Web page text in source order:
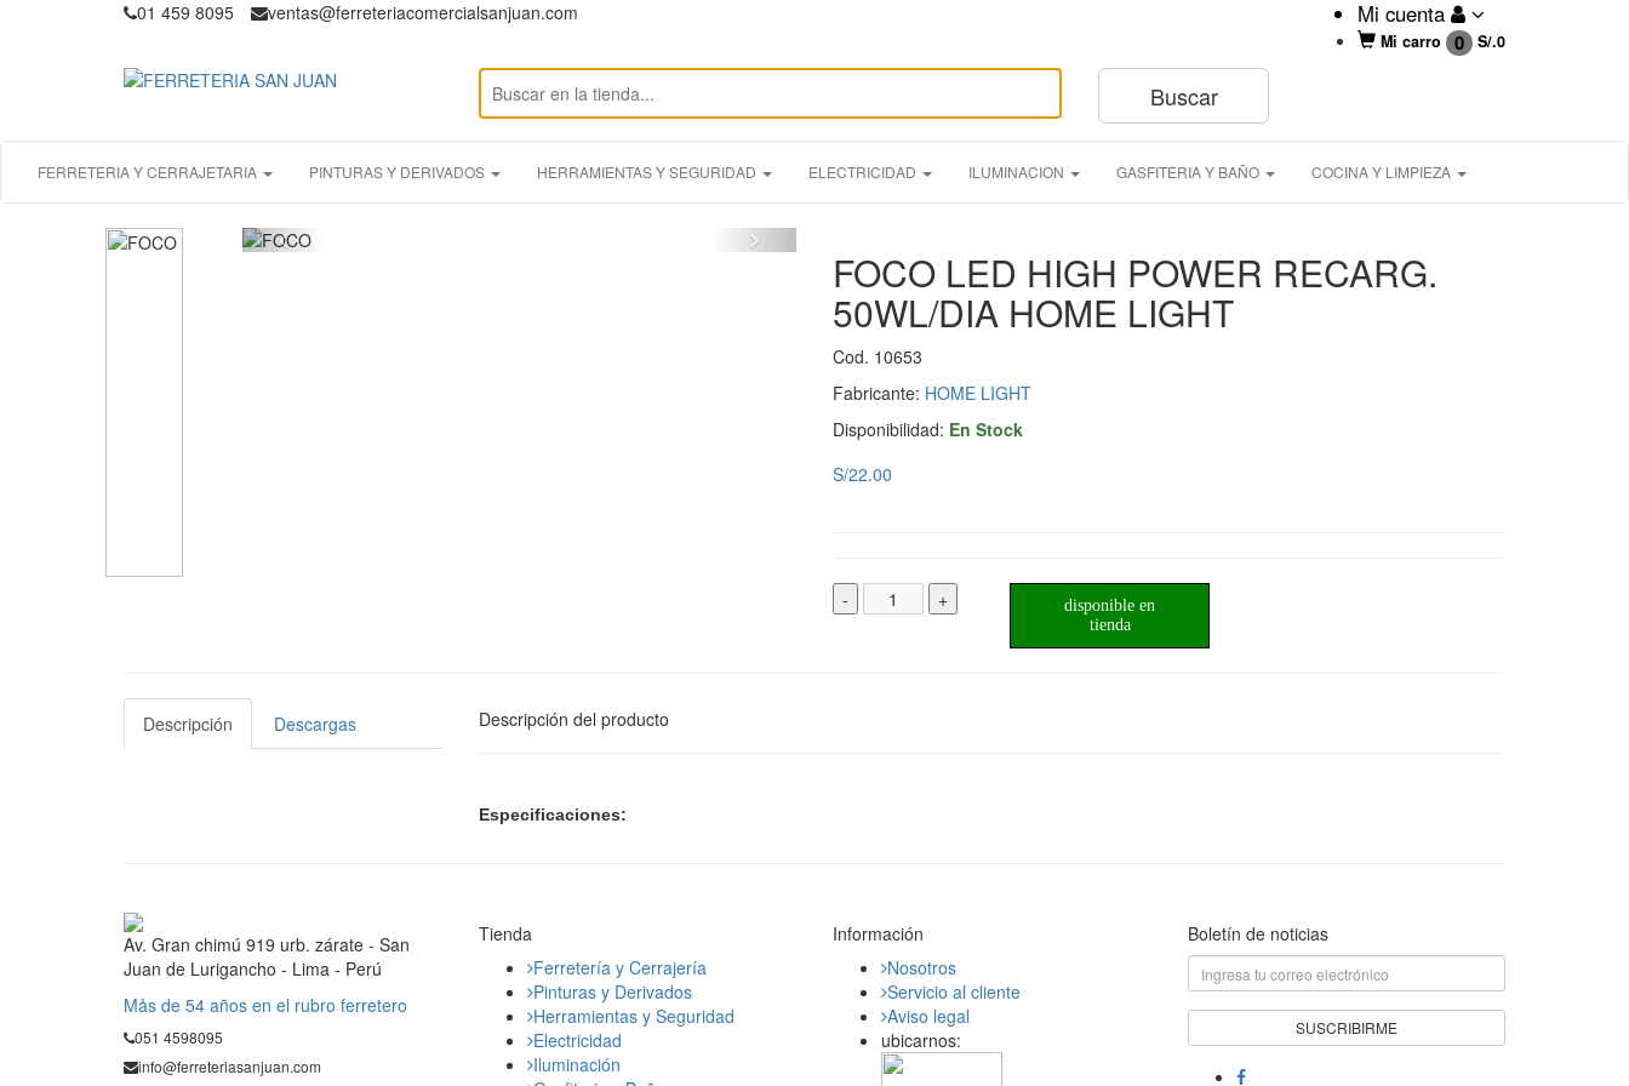
01 459 8095 ventas@ferreteriacomercialsanjuan.com Mi cuenta
Mi carro 0 S/.0
FERRETERIA Y CERRAJETARIA PINTURAS Y DERIVADOS HERRAMIENTAS Y SEGURIDAD ELECTRICIDAD ILUMINACION GASFITERIA Y BAÑO COCINA Y LIMPIEZA
FOCO LED HIGH POWER RECARG.
50WL/DIA HOME LIGHT
Cod. 10653
Fabricante: HOME LIGHT
Disponibilidad: En Stock
S/22.00
- +
disponible en
tienda
Descripción Descargas Descripción del producto
Especificaciones:
Av. Gran chimú 919 urb. zárate - San
Juan de Lurigancho - Lima - Perú
Mås de 54 años en el rubro ferretero
051 4598095
info@ferreteriasanjuan.com
Tienda
Ferretería y Cerrajería
Pinturas y Derivados
Herramientas y Seguridad
Electricidad
Iluminación
Información
Nosotros
Servicio al cliente
Aviso legal
ubicarnos:
Boletín de noticias